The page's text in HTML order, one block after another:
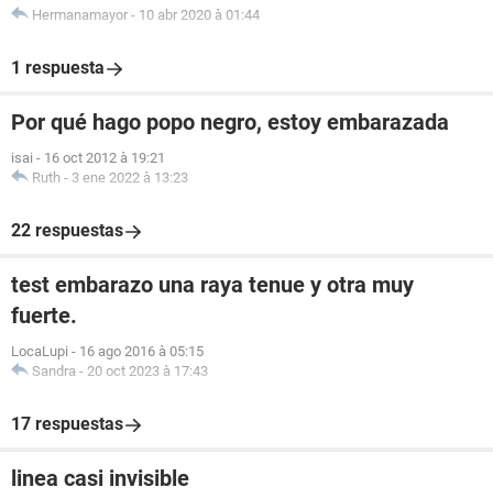
Hermanamayor - 10 abr 2020 à 01:44
1 respuesta
Por qué hago popo negro, estoy embarazada
isai - 16 oct 2012 à 19:21
Ruth - 3 ene 2022 à 13:23
22 respuestas
test embarazo una raya tenue y otra muy
fuerte.
LocaLupi - 16 ago 2016 à 05:15
Sandra - 20 oct 2023 à 17:43
17 respuestas
linea casi invisible